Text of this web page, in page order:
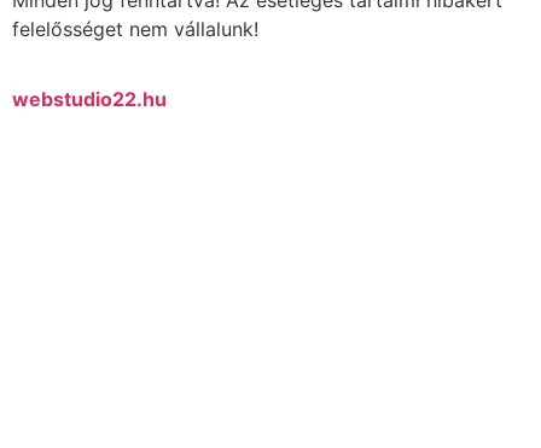
felelősséget nem vállalunk!
webstudio22.hu